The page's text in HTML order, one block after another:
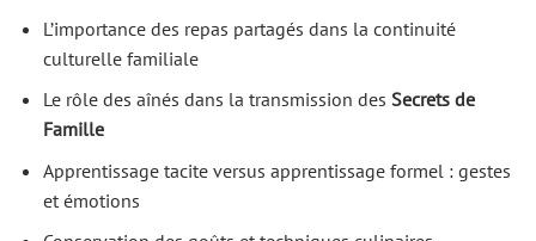
L’importance des repas partagés dans la continuité
culturelle familiale
Le rôle des aînés dans la transmission des Secrets de
Famille
Apprentissage tacite versus apprentissage formel : gestes
et émotions